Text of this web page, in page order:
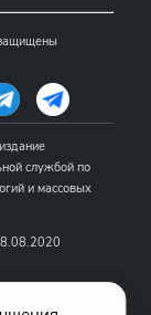
службой по
и массовых